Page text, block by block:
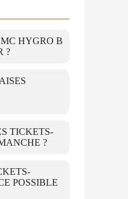
HYGRO B
?
TICKETS-
?
POSSIBLE